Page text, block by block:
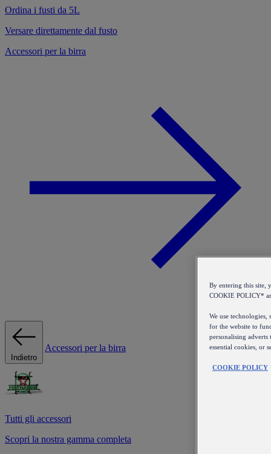
Ordina i fusti da 5L
Versare direttamente dal fusto
Accessori per la birra
Indietro
Accessori per la birra
Tutti gli accessori
Scopri la nostra gamma completa
By entering this site,
COOKIE POLICY*
We use technologies,
for the website to
personalising adverts
essential cookies, or
COOKIE POLICY